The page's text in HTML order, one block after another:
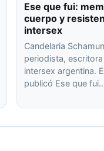
Ese que fui:
cuerpo y
intersex
Candelaria
periodista,
intersex argentina.
publicó Ese que